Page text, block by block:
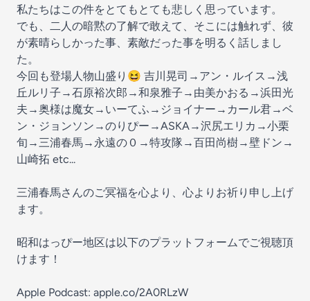
私たちはこの件をとてもとても悲しく思っています。
でも、二人の暗黙の了解で敢えて、そこには触れず、彼
が素晴らしかった事、素敵だった事を明るく話しまし
た。
今回も登場人物山盛り😆 吉川晃司→アン・ルイス→浅
丘ルリ子→石原裕次郎→和泉雅子→由美かおる→浜田光
夫→奥様は魔女→いーてふ→ジョイナー→カール君→ベ
ン・ジョンソン→のりぴー→ASKA→沢尻エリカ→小栗
旬→三浦春馬→永遠の０→特攻隊→百田尚樹→壁ドン→
山崎拓 etc...
三浦春馬さんのご冥福を心より、心よりお祈り申し上げ
ます。
昭和はっぴー地区は以下のプラットフォームでご視聴頂
けます！
Apple Podcast: apple.co/2A0RLzW